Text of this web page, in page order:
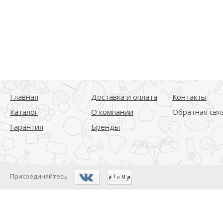
Главная
Каталог
Гарантия
Доставка и оплата
О компании
Бренды
Контакты
Обратная
Присоединяйтесь